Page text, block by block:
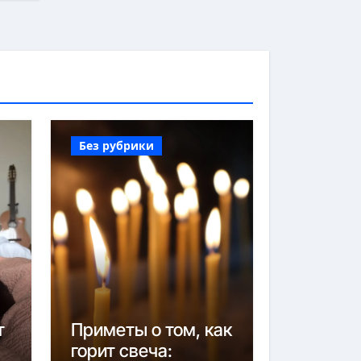
Без рубрики
Приметы о том, как
горит свеча: